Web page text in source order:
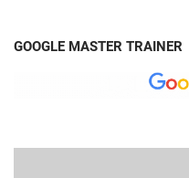
GOOGLE MASTER TRAINER